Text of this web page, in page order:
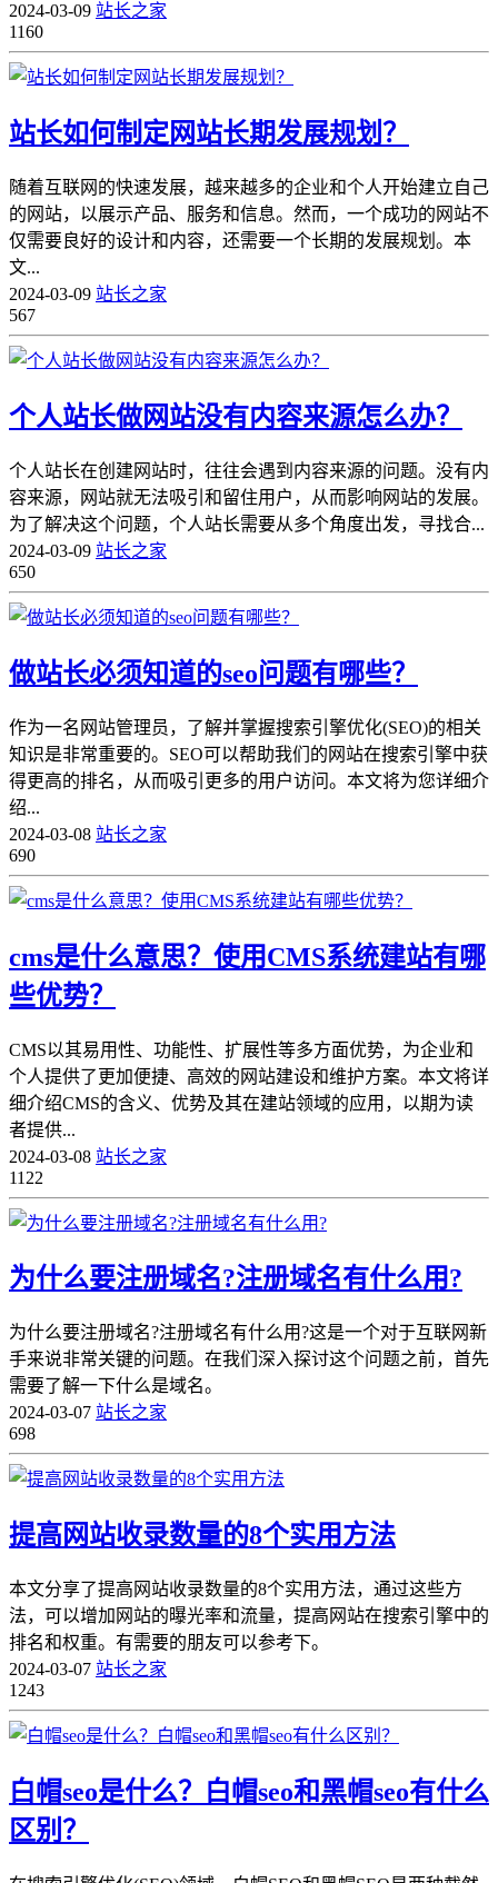
2024-03-09 站长之家
1160
站长如何制定网站长期发展规划？
随着互联网的快速发展，越来越多的企业和个人开始建立自己
的网站，以展示产品、服务和信息。然而，一个成功的网站不
仅需要良好的设计和内容，还需要一个长期的发展规划。本
文...
2024-03-09 站长之家
567
个人站长做网站没有内容来源怎么办？
个人站长在创建网站时，往往会遇到内容来源的问题。没有内
容来源，网站就无法吸引和留住用户，从而影响网站的发展。
为了解决这个问题，个人站长需要从多个角度出发，寻找合...
2024-03-09 站长之家
650
做站长必须知道的seo问题有哪些？
作为一名网站管理员，了解并掌握搜索引擎优化(SEO)的相关
知识是非常重要的。SEO可以帮助我们的网站在搜索引擎中获
得更高的排名，从而吸引更多的用户访问。本文将为您详细介
绍...
2024-03-08 站长之家
690
cms是什么意思？使用CMS系统建站有哪
些优势？
CMS以其易用性、功能性、扩展性等多方面优势，为企业和
个人提供了更加便捷、高效的网站建设和维护方案。本文将详
细介绍CMS的含义、优势及其在建站领域的应用，以期为读
者提供...
2024-03-08 站长之家
1122
为什么要注册域名?注册域名有什么用?
为什么要注册域名?注册域名有什么用?这是一个对于互联网新
手来说非常关键的问题。在我们深入探讨这个问题之前，首先
需要了解一下什么是域名。
2024-03-07 站长之家
698
提高网站收录数量的8个实用方法
本文分享了提高网站收录数量的8个实用方法，通过这些方
法，可以增加网站的曝光率和流量，提高网站在搜索引擎中的
排名和权重。有需要的朋友可以参考下。
2024-03-07 站长之家
1243
白帽seo是什么？白帽seo和黑帽seo有什么
区别？